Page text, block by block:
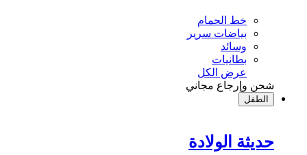
خط الحمام
بياضات سرير
وسائد
بطانيات
عرض الكل
شحن وإرجاع مجاني
الطفل
حديثة الولادة